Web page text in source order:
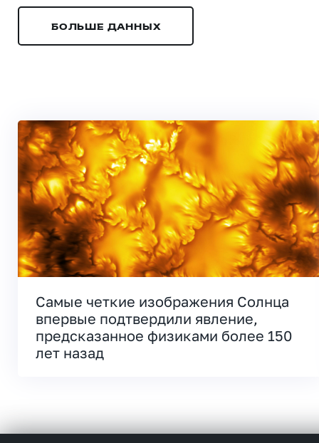
БОЛЬШЕ ДАННЫХ
Самые четкие изображения Солнца
впервые подтвердили явление,
предсказанное физиками более 150
лет назад